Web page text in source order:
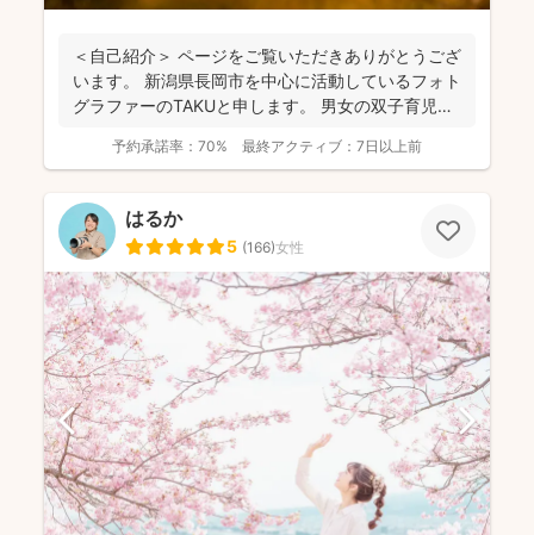
＜自己紹介＞ ページをご覧いただきありがとうござ
います。 新潟県長岡市を中心に活動しているフォト
グラファーのTAKUと申します。 男女の双子育児中
予約承諾率： 70% 最終アクティブ： 7日以上前
はるか
5 (166)女性